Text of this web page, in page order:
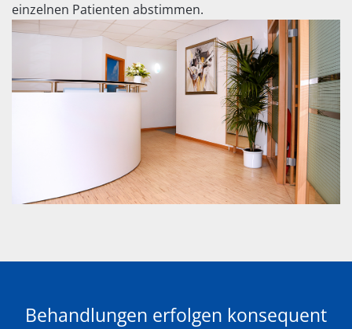
einzelnen Patienten abstimmen.
Behandlungen erfolgen konsequent